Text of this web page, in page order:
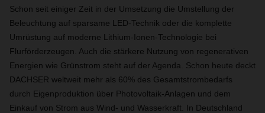
Schon seit einiger Zeit in der Umsetzung die Umstellung der
Beleuchtung auf sparsame LED-Technik oder die komplette
Umrüstung auf moderne Lithium-Ionen-Technologie bei
Flurförderzeugen. Auch die stärkere Nutzung von regenerativen
Energien wie Grünstrom steht auf der Agenda. Schon heute deckt
DACHSER weltweit mehr als 60% des Gesamtstrombedarfs
durch Eigenproduktion über Photovoltaik-Anlagen und dem
Einkauf von Strom aus Wind- und Wasserkraft. In Deutschland